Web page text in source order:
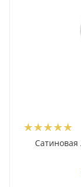
Сатиновая